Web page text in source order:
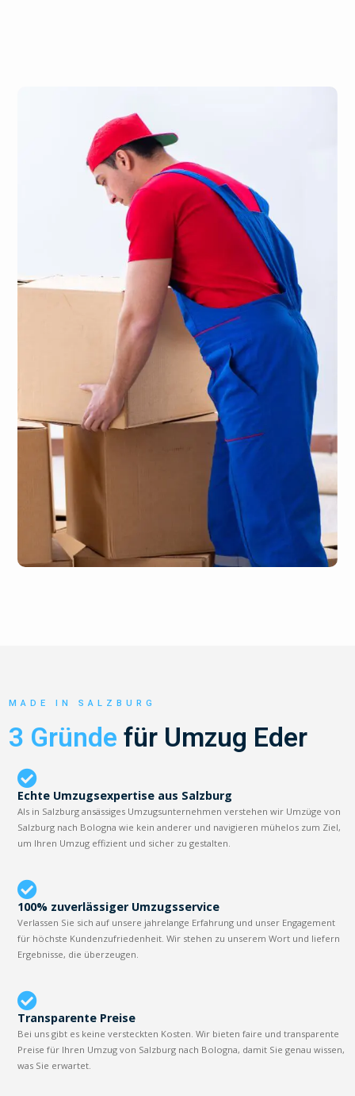
MADE IN SALZBURG
3 Gründe für Umzug Eder
Echte Umzugsexpertise aus Salzburg
Als in Salzburg ansässiges Umzugsunternehmen verstehen wir Umzüge von
Salzburg nach Bologna wie kein anderer und navigieren mühelos zum Ziel,
um Ihren Umzug effizient und sicher zu gestalten.
100% zuverlässiger Umzugsservice
Verlassen Sie sich auf unsere jahrelange Erfahrung und unser Engagement
für höchste Kundenzufriedenheit. Wir stehen zu unserem Wort und liefern
Ergebnisse, die überzeugen.
Transparente Preise
Bei uns gibt es keine versteckten Kosten. Wir bieten faire und transparente
Preise für Ihren Umzug von Salzburg nach Bologna, damit Sie genau wissen,
was Sie erwartet.